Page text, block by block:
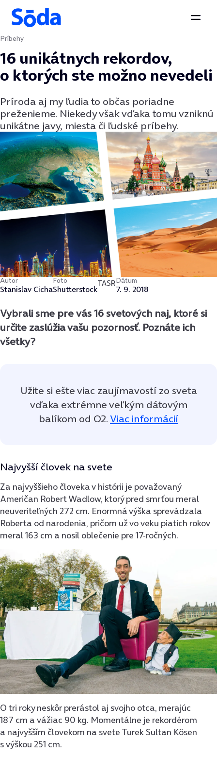
Preskočiť na obsah
Príbehy
16 unikátnych rekordov,
o ktorých ste možno nevedeli
Príroda aj my ľudia to občas poriadne
preženieme. Niekedy však vďaka tomu vzniknú
unikátne javy, miesta či ľudské príbehy.
Autor
Stanislav Cicha
Foto
Shutterstock
TASRDátum
7. 9. 2018
Vybrali sme pre vás 16 svetových naj, ktoré si
určite zaslúžia vašu pozornosť. Poznáte ich
všetky?
Užite si ešte viac zaujímavostí zo sveta
vďaka extrémne veľkým dátovým
balíkom od O2. Viac informácií
Najvyšší človek na svete
Za najvyššieho človeka v histórii je považovaný
Američan Robert Wadlow, ktorý pred smrťou meral
neuveriteľných 272 cm. Enormná výška sprevádzala
Roberta od narodenia, pričom už vo veku piatich rokov
meral 163 cm a nosil oblečenie pre 17-ročných.
O tri roky neskôr prerástol aj svojho otca, merajúc
187 cm a vážiac 90 kg. Momentálne je rekordérom
a najvyšším človekom na svete Turek Sultan Kösen
s výškou 251 cm.